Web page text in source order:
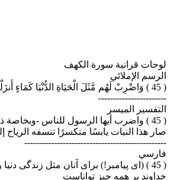
لوحات قرانية سورة الكهف
الرسم الإملائي
( 45 ) وَاضْرِبْ لَهُم مَّثَلَ الْحَيَاةِ الدُّنْيَا كَمَاءٍ أَنزَلْنَاهُ مِنَ السَّمَاءِ فَاخْتَلَطَ بِهِ نَبَاتُ الْأَرْضِ فَأَصْبَحَ هَشِيمًا تَذْرُوهُ الرِّيَاحُ ۗ وَكَانَ اللَّهُ عَلَىٰ كُلِّ شَيْءٍ مُّقْتَدِرًا
-----------------------
التفسير الميسر
( 45 ) واضرب أيها الرسول للناس -
صار هذا النبات يابسًا متكسرًا تنسفه
------------------------------------------------
فارسي
( 45 ) (ای پیامبر!) برای آنان مثل
خداوند بر همه چیز تواناست